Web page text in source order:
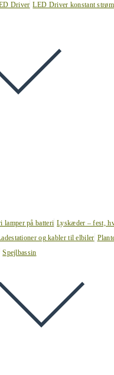
Driver LED Driver konstant strøm
lamper på batteri Lyskæder – fest,
og kabler til elbiler
Spejlbassin